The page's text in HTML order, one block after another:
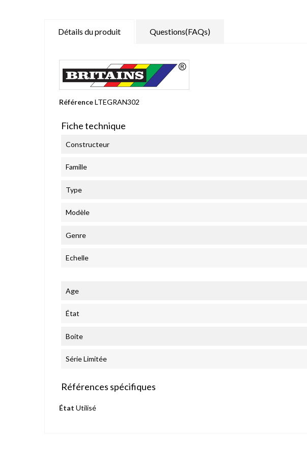
Détails du produit Questions(FAQs)
RéférenceLTEGRAN302
Fiche technique
Constructeur
Famille
Type
Modèle
Genre
Echelle
Age
État
Boite
Série Limitée
Références spécifiques
État Utilisé